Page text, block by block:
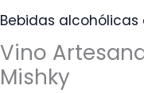
Bebidas
Vino
Mishky